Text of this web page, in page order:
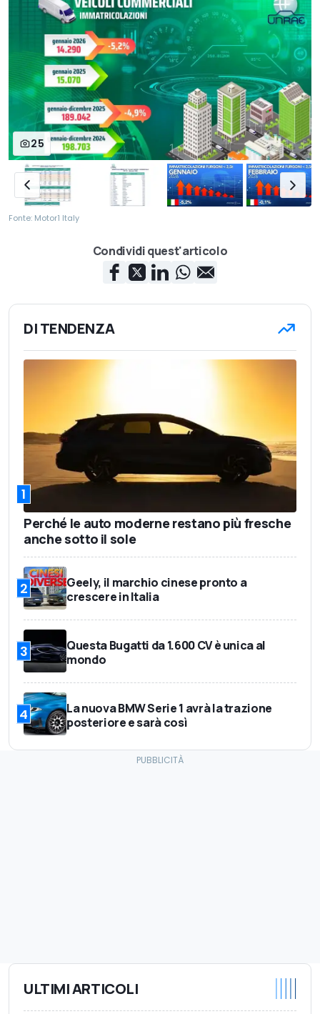
25
Fonte: Motor1 Italy
Condividi quest'articolo
DI TENDENZA
1
Perché le auto moderne restano più fresche
anche sotto il sole
2
Geely, il marchio cinese pronto a
crescere in Italia
3
Questa Bugatti da 1.600 CV è unica al
mondo
4
La nuova BMW Serie 1 avrà la trazione
posteriore e sarà così
ULTIMI ARTICOLI